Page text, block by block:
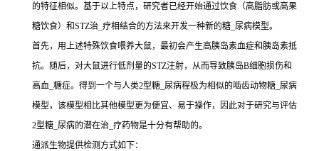
的特征相似。基于以上特点，研究者已经开始通过饮食（高脂肪或高果
糖饮食）和STZ治_疗相结合的方法来开发一种新的糖_尿病模型。
首先，用上述特殊饮食喂养大鼠，最初会产生高胰岛素血症和胰岛素抵
抗。随后，对大鼠进行低剂量的STZ注射，从而导致胰岛B细胞损伤和
高血_糖症。得到一个与人类2型糖_尿病程极为相似的啮齿动物糖_尿病
模型，该模型相比其他模型更为便宜、易于操作，因此对于研究与评估
2型糖_尿病的潜在治_疗药物是十分有帮助的。
通派生物提供检测方式如下：